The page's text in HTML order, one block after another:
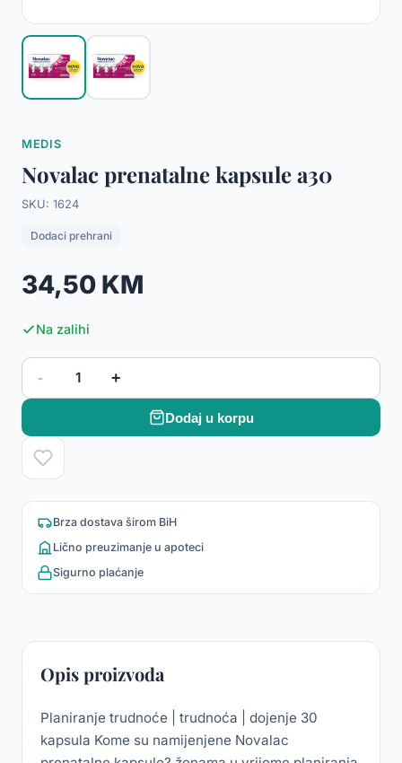
MEDIS
Novalac prenatalne kapsule a30
SKU: 1624
Dodaci prehrani
34,50 KM
Na zalihi
- 1 +
Dodaj u korpu
Brza dostava širom BiH
Lično preuzimanje u apoteci
Sigurno plaćanje
Opis proizvoda
Planiranje trudnoće | trudnoća | dojenje 30
kapsula Kome su namijenjene Novalac